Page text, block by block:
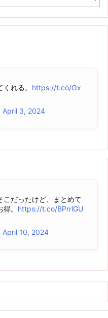
れる。 https://t.co/Ox
April 3, 2024
こだったけど、まとめて
。 https://t.co/BPrrlGU
April 10, 2024